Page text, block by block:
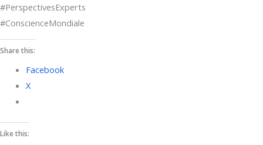
#PerspectivesExperts
#ConscienceMondiale
Share this:
Facebook
X
Like this: